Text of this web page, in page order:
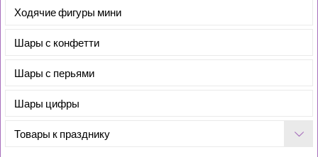
Ходячие фигуры мини
Шары с конфетти
Шары с перьями
Шары цифры
Товары к празднику